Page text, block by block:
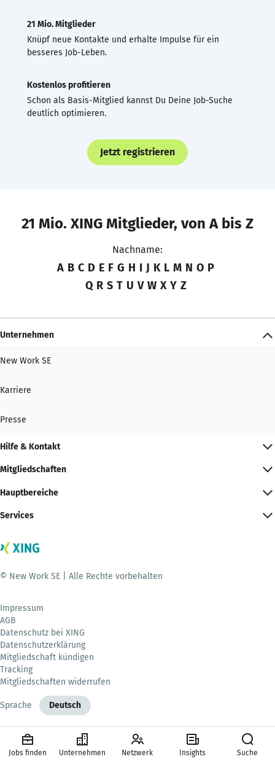
21 Mio. Mitglieder
Knüpf neue Kontakte und erhalte Impulse für ein
besseres Job-Leben.
Kostenlos profitieren
Schon als Basis-Mitglied kannst Du Deine Job-Suche
deutlich optimieren.
Jetzt registrieren
21 Mio. XING Mitglieder, von A bis Z
Nachname:
A B C D E F G H I J K L M N O P
Q R S T U V W X Y Z
Unternehmen
New Work SE
Karriere
Presse
Hilfe & Kontakt
Mitgliedschaften
Hauptbereiche
Services
© New Work SE | Alle Rechte vorbehalten
Impressum
AGB
Datenschutz bei XING
Datenschutzerklärung
Mitgliedschaft kündigen
Tracking
Mitgliedschaften widerrufen
Sprache Deutsch
Jobs finden Unternehmen Netzwerk Insights Suche